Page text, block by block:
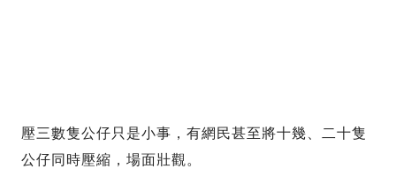
壓三數隻公仔只是小事，有網民甚至將十幾、二十隻
公仔同時壓縮，場面壯觀。